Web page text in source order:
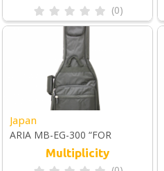
(0)
Japan
ARIA MB-EG-300 “FOR
ELECTRIC GUITAR”
Multiplicity